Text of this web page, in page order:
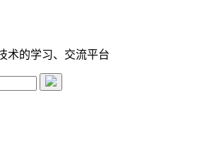
术的学习、交流平台